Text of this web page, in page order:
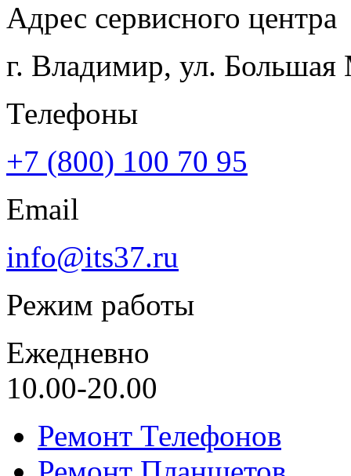
Адрес сервисного центра
г. Владимир, ул. Большая
Телефоны
+7 (800) 100 70 95
Email
info@its37.ru
Режим работы
Ежедневно
10.00-20.00
Ремонт Телефонов